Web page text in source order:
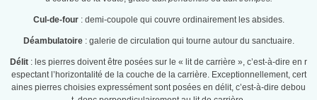
Cul-de-four : demi-coupole qui couvre ordinairement les absides.
Déambulatoire : galerie de circulation qui tourne autour du sanctuaire.
Délit : les pierres doivent être posées sur le « lit de carrière », c’est-à-dire en r
espectant l’horizontalité de la couche de la carrière. Exceptionnellement, cert
aines pierres choisies expressément sont posées en délit, c’est-à-dire debou